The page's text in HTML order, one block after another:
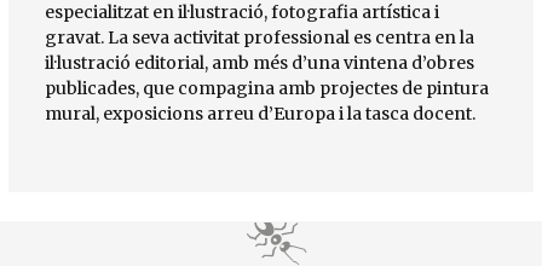
especialitzat en il·lustració, fotografia artística i
gravat. La seva activitat professional es centra en la
il·lustració editorial, amb més d’una vintena d’obres
publicades, que compagina amb projectes de pintura
mural, exposicions arreu d’Europa i la tasca docent.